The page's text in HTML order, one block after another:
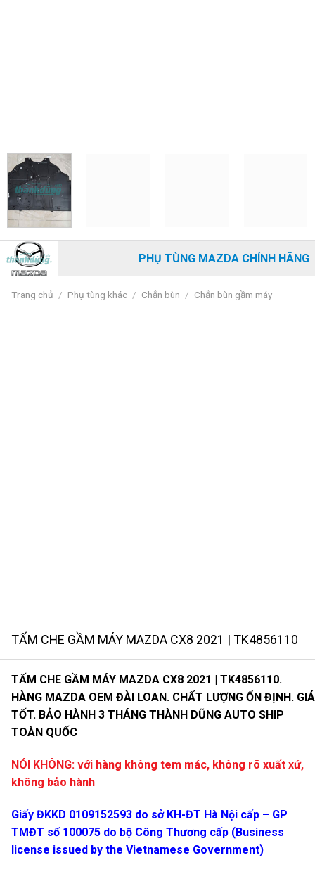
PHỤ TÙNG MAZDA CHÍNH HÃNG
Trang chủ / Phụ tùng khác / Chắn bùn / Chắn bùn gầm máy
TẤM CHE GẦM MÁY MAZDA CX8 2021 | TK4856110
TẤM CHE GẦM MÁY MAZDA CX8 2021 | TK4856110.
HÀNG MAZDA OEM ĐÀI LOAN. CHẤT LƯỢNG ỔN ĐỊNH. GIÁ
TỐT. BẢO HÀNH 3 THÁNG THÀNH DŨNG AUTO SHIP
TOÀN QUỐC
NÓI KHÔNG: với hàng không tem mác, không rõ xuất xứ,
không bảo hành
Giấy ĐKKD 0109152593 do sở KH-ĐT Hà Nội cấp – GP
TMĐT số 100075 do bộ Công Thương cấp (Business
license issued by the Vietnamese Government)